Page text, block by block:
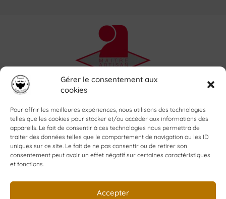
Gérer le consentement aux
cookies
Pour offrir les meilleures expériences, nous utilisons des technologies
telles que les cookies pour stocker et/ou accéder aux informations des
appareils. Le fait de consentir à ces technologies nous permettra de
traiter des données telles que le comportement de navigation ou les ID
uniques sur ce site. Le fait de ne pas consentir ou de retirer son
consentement peut avoir un effet négatif sur certaines caractéristiques
et fonctions.
Accepter
La savonnerie
Shop
Blog
Contact
Mon compte
Création YPCOMwww.ypcom.fr